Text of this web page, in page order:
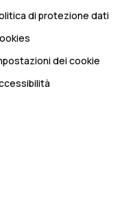
di protezione dati
dei cookie